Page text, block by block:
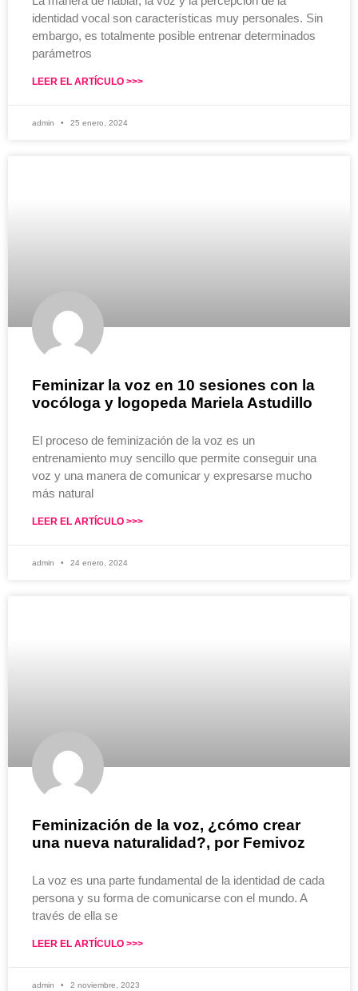
identidad vocal son características muy personales. Sin
embargo, es totalmente posible entrenar determinados
parámetros
LEER EL ARTÍCULO >>>
admin 25 enero, 2024
Feminizar la voz en 10 sesiones con la
vocóloga y logopeda Mariela Astudillo
El proceso de feminización de la voz es un
entrenamiento muy sencillo que permite conseguir una
voz y una manera de comunicar y expresarse mucho
más natural
LEER EL ARTÍCULO >>>
admin 24 enero, 2024
Feminización de la voz, ¿cómo crear
una nueva naturalidad?, por Femivoz
La voz es una parte fundamental de la identidad de cada
persona y su forma de comunicarse con el mundo. A
través de ella se
LEER EL ARTÍCULO >>>
admin 2 noviembre, 2023